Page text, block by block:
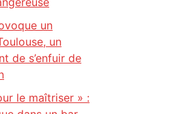
un
un
de s’enfuir de
le maîtriser » :